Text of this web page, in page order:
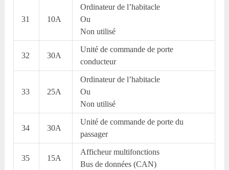
31 10A
Ordinateur de l’habitacle
Ou
Non utilisé
32 30A
Unité de commande de porte
conducteur
33 25A
Ordinateur de l’habitacle
Ou
Non utilisé
34 30A
Unité de commande de porte du
passager
35 15A
Afficheur multifonctions
Bus de données (CAN)